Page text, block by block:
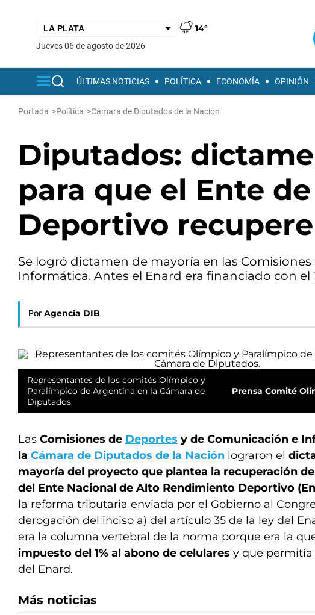
14°
jueves 06 de agosto de 2026
ÚLTIMAS NOTICIAS POLÍTICA ECONOMÍA OPINIÓN
Portada >Política >Cámara de Diputados de la Nación
Diputados:
para que el Ente
Deportivo
Se logró dictamen de mayoría en las
Informática. Antes el Enard era financiado con el
Por Agencia DIB
Representantes de los comités Olímpico y
Paralímpico de Argentina en la Cámara de
Diputados.
Prensa Comité
Las Comisiones de Deportes y de Comunicación e
la Cámara de Diputados de la Nación lograron el
mayoría del proyecto que plantea la recuperación
del Ente Nacional de Alto Rendimiento Deportivo
la reforma tributaria enviada por el Gobierno al
derogación del inciso a) del artículo 35 de la ley del
era la columna vertebral de la norma porque era la
impuesto del 1% al abono de celulares y que
del Enard.
Más noticias